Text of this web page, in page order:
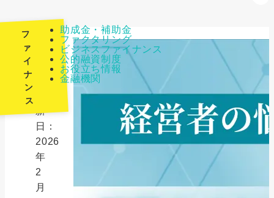
助成金・補助金
ファクタリング
ビジネスファイナンス
公的融資制度
お役立ち情報
金融機関
フ
ァ
イ
ナ
ン
ス
新
日：
2026
年
2
月